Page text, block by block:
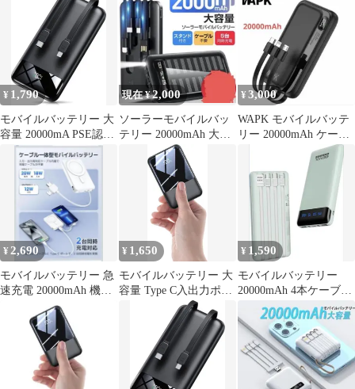
内蔵 業界初8台同時急
速充電 PSE技術適合品
LCD電量残量表示
iPad/iPhone/Android全種
対応＆軽量機内持ち込
み可能 安全設計＆回路
保護
災
iPhone対応/Android対
応 iPhone15＆16＆17
対応 #5s
¥ 1,790
モバイルバッテリー 大
容量 20000mA PSE認証
済 軽量 小型 急速充電
現在 ¥2,000
ソーラーモバイルバッ
テリー 20000mAh 大容
量 ケーブル内蔵 スタン
ド付き
¥ 3,000
WAPK モバイルバッテ
リー 20000mAh ケーブ
¥ 2,690
モバイルバッテリー 急
速充電 20000mAh 機内
持込み可 2in1ケーブル
¥ 1,650
モバイルバッテリー 大
容量 Type C入出力ポー
ト 20000mAh 急速充電
小型 バッテリー 3つ出
力ポート 3台同時充電
安全回路保護 スマホ充
電器 iOS/Android全種機
器対応 LCD残量表示/出
¥ 1,590
モバイルバッテリー
20000mAh 4本ケーブル